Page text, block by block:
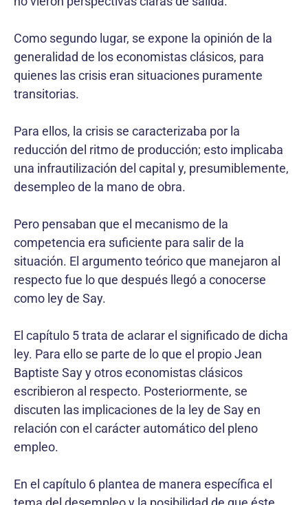
Como segundo lugar, se expone la opinión de la
generalidad de los economistas clásicos, para
quienes las crisis eran situaciones puramente
transitorias.
Para ellos, la crisis se caracterizaba por la
reducción del ritmo de producción; esto implicaba
una infrautilización del capital y, presumiblemente,
desempleo de la mano de obra.
Pero pensaban que el mecanismo de la
competencia era suficiente para salir de la
situación. El argumento teórico que manejaron al
respecto fue lo que después llegó a conocerse
como ley de Say.
El capítulo 5 trata de aclarar el significado de dicha
ley. Para ello se parte de lo que el propio Jean
Baptiste Say y otros economistas clásicos
escribieron al respecto. Posteriormente, se
discuten las implicaciones de la ley de Say en
relación con el carácter automático del pleno
empleo.
En el capítulo 6 plantea de manera específica el